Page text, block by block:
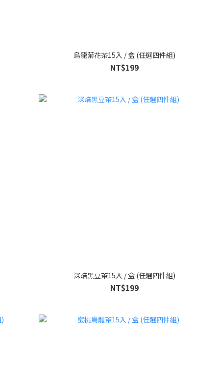
烏龍菊花茶15入 / 盒 (任選四件組)
NT$199
深焙黑豆茶15入 / 盒 (任選四件組)
NT$199